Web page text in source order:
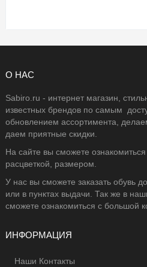
О НАС
Sabiro.ru - интернет магазин,
известных брендов по самым
обновлением ассортимента,
даем приятные скидки.
На сайте вы сможете
расцветкой, размером.
У нас вы сможете заказать обувь
или в пунктах выдачи. Так же в
сможете ознакомиться с большой
ИНФОРМАЦИЯ
Наши Контакты